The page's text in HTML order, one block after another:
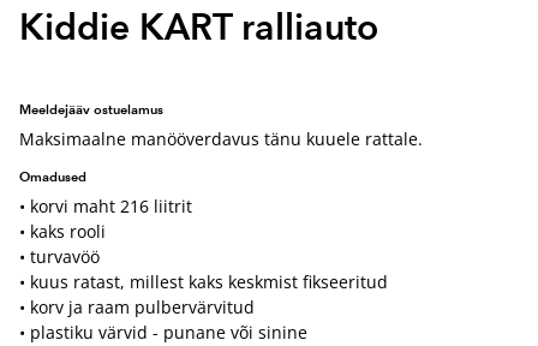
Kiddie KART ralliauto
Meeldejääv ostuelamus
Maksimaalne manööverdavus tänu kuuele rattale.
Omadused
• korvi maht 216 liitrit
• kaks rooli
• turvavöö
• kuus ratast, millest kaks keskmist fikseeritud
• korv ja raam pulbervärvitud
• plastiku värvid - punane või sinine